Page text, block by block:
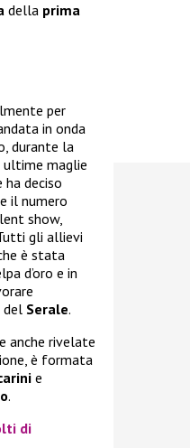
della prima
per
in onda
durante la
maglie
ha deciso
il numero
show,
gli allievi
è stata
d’oro e in
del Serale.
anche rivelate
è formata
e
.
di